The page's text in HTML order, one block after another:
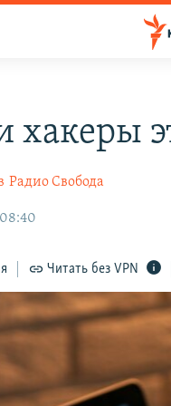
Радио Свобода
Читать без VPN